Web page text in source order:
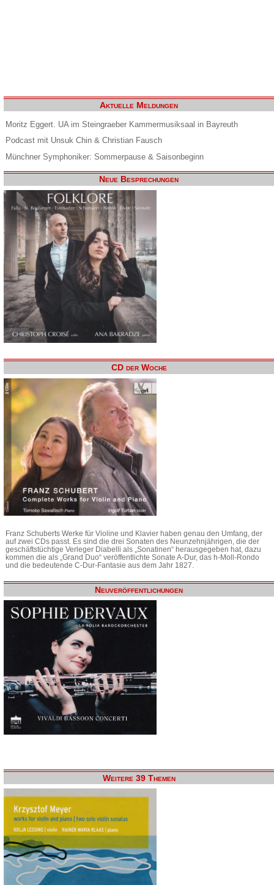
Aktuelle Meldungen
Moritz Eggert. UA im Steingraeber Kammermusiksaal in Bayreuth
Podcast mit Unsuk Chin & Christian Fausch
Münchner Symphoniker: Sommerpause & Saisonbeginn
Neue Besprechungen
CD der Woche
Franz Schuberts Werke für Violine und Klavier haben genau den Umfang, der
auf zwei CDs passt. Es sind die drei Sonaten des Neunzehnjährigen, die der
geschäftstüchtige Verleger Diabelli als „Sonatinen“ herausgegeben hat, dazu
kommen die als „Grand Duo“ veröffentlichte Sonate A-Dur, das h-Moll-Rondo
und die bedeutende C-Dur-Fantasie aus dem Jahr 1827.
Neuveröffentlichungen
Weitere 39 Themen